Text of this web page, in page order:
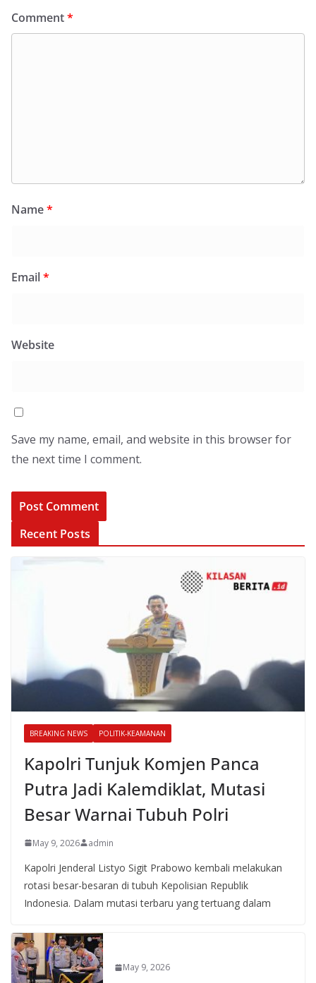
Comment*
Name*
Email*
Website
Save my name, email, and website in this browser for
the next time I comment.
Recent Posts
BREAKING NEWS POLITIK-KEAMANAN
Kapolri Tunjuk Komjen Panca
Putra Jadi Kalemdiklat, Mutasi
Besar Warnai Tubuh Polri
May 9, 2026 admin
Kapolri Jenderal Listyo Sigit Prabowo kembali melakukan
rotasi besar-besaran di tubuh Kepolisian Republik
Indonesia. Dalam mutasi terbaru yang tertuang dalam
May 9, 2026